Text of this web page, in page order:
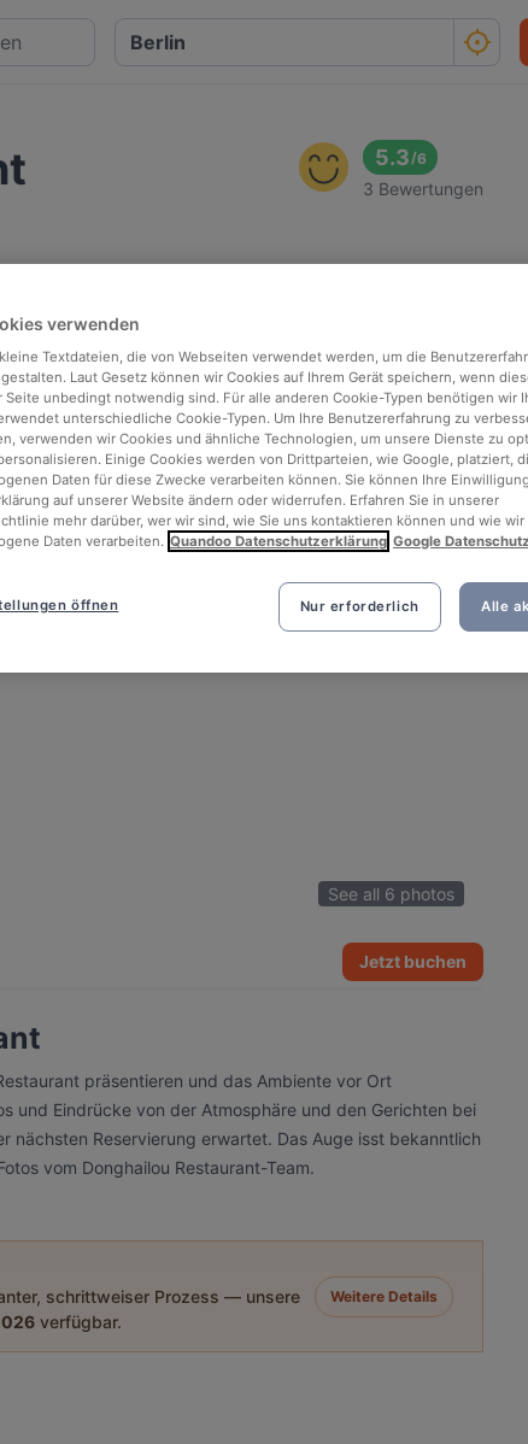
5.3/6
3 Bewertungen
See all 6 photos
Jetzt buchen
präsentieren und das Ambiente vor Ort
und Eindrücke von der Atmosphäre und den Gerichten bei
nächsten Reservierung erwartet. Das Auge isst bekanntlich
vom Donghailou Restaurant-Team.
schrittweiser Prozess — unsere
verfügbar.
Weitere Details
verwenden
Textdateien, die von Webseiten verwendet werden, um die
Laut Gesetz können wir Cookies auf Ihrem Gerät speichern, wenn
Seite unbedingt notwendig sind. Für alle anderen Cookie-Typen benötigen wir
unterschiedliche Cookie-Typen. Um Ihre Benutzererfahrung zu
verwenden wir Cookies und ähnliche Technologien, um unsere Dienste zu
Einige Cookies werden von Drittparteien, wie Google, platziert,
Daten für diese Zwecke verarbeiten können. Sie können Ihre
auf unserer Website ändern oder widerrufen. Erfahren Sie in unserer
mehr darüber, wer wir sind, wie Sie uns kontaktieren können und wie wir
Daten verarbeiten. Quandoo Datenschutzerklärung Google
Nur erforderlich Alle
öffnen